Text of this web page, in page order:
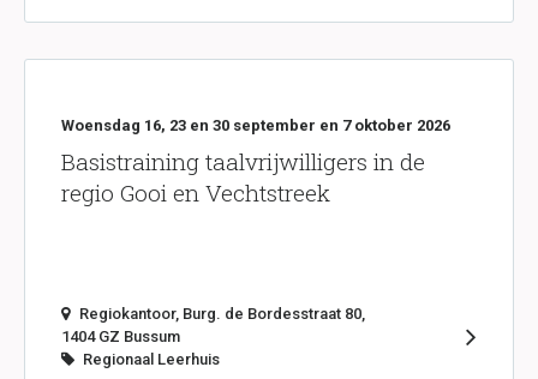
Basistraining taalvrijwilligers in de
regio Gooi en Vechtstreek
Woensdag 16, 23 en 30 september en 7 oktober 2026
Regiokantoor, Burg. de Bordesstraat 80,
1404 GZ Bussum
Regionaal Leerhuis